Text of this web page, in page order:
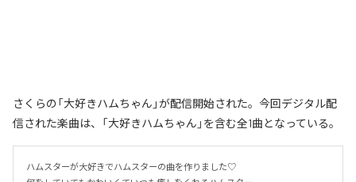
さくらの「大好きハムちゃん」が配信開始された。今回デジタル配
信された楽曲は、「大好きハムちゃん」を含む全1曲となっている。
ハムスターが大好きでハムスターの曲を作りました♡